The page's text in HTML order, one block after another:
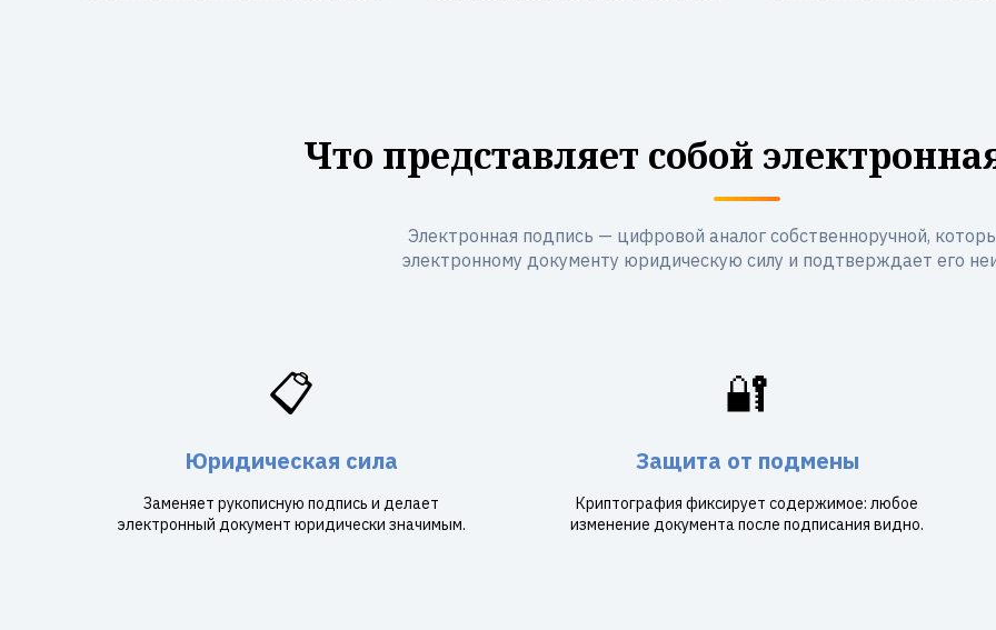
Что представляет собой
Электронная подпись — цифровой аналог собственноручной,
электронному документу юридическую силу и подтверждает его
📋
Юридическая сила
Заменяет рукописную подпись и делает
электронный документ юридически значимым.
🔐
Защита от подмены
Криптография фиксирует содержимое: любое
изменение документа после подписания видно.